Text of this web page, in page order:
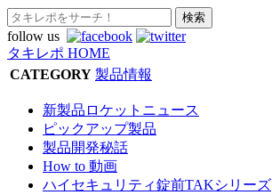
follow us
タキレポ HOME
CATEGORY 製品情報
新製品ロケットニュース
ピックアップ製品
製品開発秘話
How to 動画
ハイセキュリティ錠前TAKシリーズ